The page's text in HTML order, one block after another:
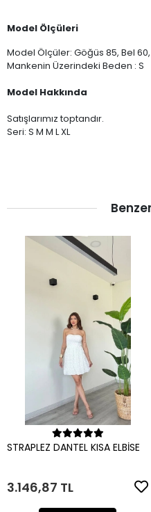
Model Ölçüleri
Model Ölçüler: Göğüs 85, Bel 60,
Mankenin Üzerindeki Beden : S
Model Hakkında
Satışlarımız toptandır.
Seri: S M M L XL
Sepete Ekle
STRAPLEZ DANTEL KISA ELBİSE
3.146,87 TL